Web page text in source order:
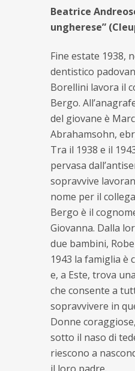
Beatrice
ungherese”
Fine estate 1938,
dentistico
Borellini lavora il
Bergo.
del giovane è
Abrahamsohn,
Tra il 1938 e il
pervasa
sopravvive
nome per il
Bergo è il
Giovanna. Dalla
due bambini,
1943 la famiglia è
e, a Este, trova
che consente a
sopravvivere in
Donne
sotto il naso di
riescono a